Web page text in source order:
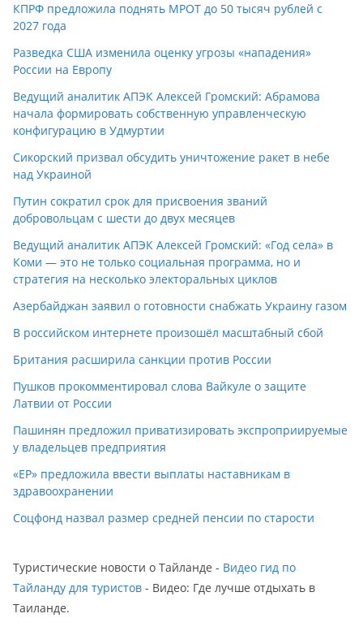
КПРФ предложила поднять МРОТ до 50 тысяч рублей с
2027 года
Разведка США изменила оценку угрозы «нападения»
России на Европу
Ведущий аналитик АПЭК Алексей Громский: Абрамова
начала формировать собственную управленческую
конфигурацию в Удмуртии
Сикорский призвал обсудить уничтожение ракет в небе
над Украиной
Путин сократил срок для присвоения званий
добровольцам с шести до двух месяцев
Ведущий аналитик АПЭК Алексей Громский: «Год села» в
Коми — это не только социальная программа, но и
стратегия на несколько электоральных циклов
Азербайджан заявил о готовности снабжать Украину газом
В российском интернете произошёл масштабный сбой
Британия расширила санкции против России
Пушков прокомментировал слова Вайкуле о защите
Латвии от России
Пашинян предложил приватизировать экспроприируемые
у владельцев предприятия
«ЕР» предложила ввести выплаты наставникам в
здравоохранении
Соцфонд назвал размер средней пенсии по старости
Туристические новости о Тайланде - Видео гид по
Тайланду для туристов - Видео: Где лучше отдыхать в
Таиланде.